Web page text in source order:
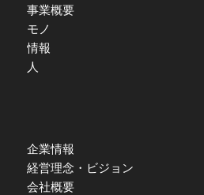
事業概要
モノ
情報
人
企業情報
経営理念・ビジョン
会社概要